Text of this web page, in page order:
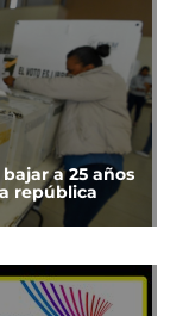
a 25 años
república